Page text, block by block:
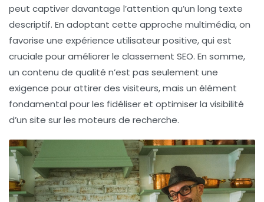
peut captiver davantage l’attention qu’un long texte
descriptif. En adoptant cette approche multimédia, on
favorise une expérience utilisateur positive, qui est
cruciale pour améliorer le classement SEO. En somme,
un contenu de qualité n’est pas seulement une
exigence pour attirer des visiteurs, mais un élément
fondamental pour les fidéliser et optimiser la visibilité
d’un site sur les moteurs de recherche.